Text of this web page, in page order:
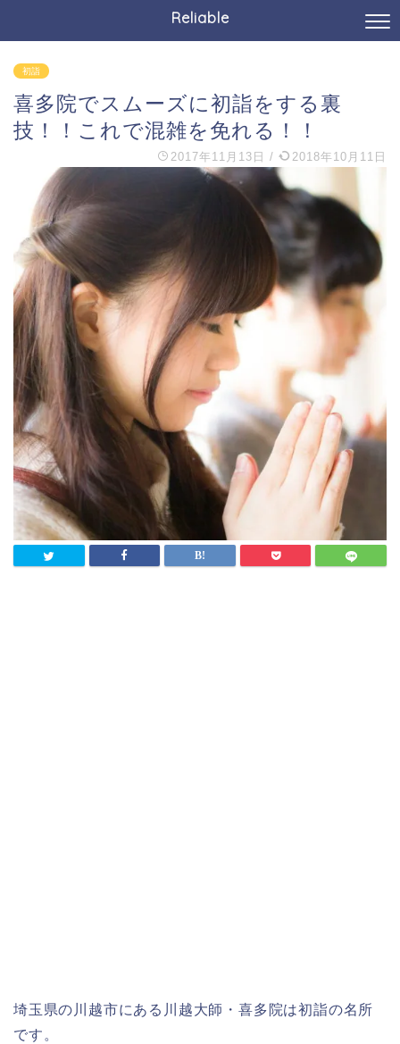
Reliable
初詣
喜多院でスムーズに初詣をする裏
技！！これで混雑を免れる！！
2017年11月13日 / 2018年10月11日
埼玉県の川越市にある川越大師・喜多院は初詣の名所
です。